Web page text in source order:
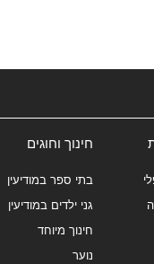
חינוך וחוגים
בתי ספר במודיעין
גני ילדים במודיעין
חינוך מיוחד
נוער